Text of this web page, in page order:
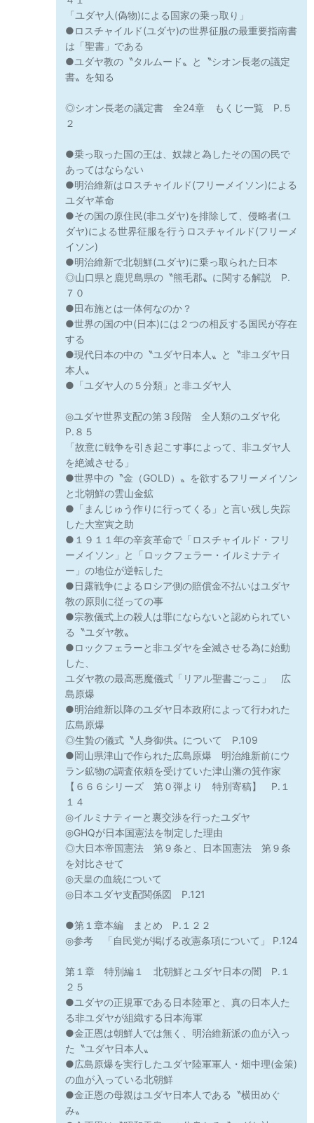
「ユダヤ人(偽物)による国家の乗っ取り」
●ロスチャイルド(ユダヤ)の世界征服の最重要指南書
は「聖書」である
●ユダヤ教の〝タルムード〟と〝シオン長老の議定
書〟を知る
◎シオン長老の議定書 全24章 もくじ一覧 P.５
２
●乗っ取った国の王は、奴隷と為したその国の民で
あってはならない
●明治維新はロスチャイルド(フリーメイソン)による
ユダヤ革命
●その国の原住民(非ユダヤ)を排除して、侵略者(ユ
ダヤ)による世界征服を行うロスチャイルド(フリーメ
イソン)
●明治維新で北朝鮮(ユダヤ)に乗っ取られた日本
◎山口県と鹿児島県の〝熊毛郡〟に関する解説 P.
７０
●田布施とは一体何なのか？
●世界の国の中(日本)には２つの相反する国民が存在
する
●現代日本の中の〝ユダヤ日本人〟と〝非ユダヤ日
本人〟
●「ユダヤ人の５分類」と非ユダヤ人
◎ユダヤ世界支配の第３段階 全人類のユダヤ化
P.８５
「故意に戦争を引き起こす事によって、非ユダヤ人
を絶滅させる」
●世界中の〝金（GOLD）〟を欲するフリーメイソン
と北朝鮮の雲山金鉱
●「まんじゅう作りに行ってくる」と言い残し失踪
した大室寅之助
●１９１１年の辛亥革命で「ロスチャイルド・フリ
ーメイソン」と「ロックフェラー・イルミナティ
ー」の地位が逆転した
●日露戦争によるロシア側の賠償金不払いはユダヤ
教の原則に従っての事
●宗教儀式上の殺人は罪にならないと認められてい
る〝ユダヤ教〟
●ロックフェラーと非ユダヤを全滅させる為に始動
した、
ユダヤ教の最高悪魔儀式「リアル聖書ごっこ」 広
島原爆
●明治維新以降のユダヤ日本政府によって行われた
広島原爆
◎生贄の儀式〝人身御供〟について P.109
●岡山県津山で作られた広島原爆 明治維新前にウ
ラン鉱物の調査依頼を受けていた津山藩の箕作家
【６６６シリーズ 第０弾より 特別寄稿】 P.１
１４
◎イルミナティーと裏交渉を行ったユダヤ
◎GHQが日本国憲法を制定した理由
◎大日本帝国憲法 第９条と、日本国憲法 第９条
を対比させて
◎天皇の血統について
◎日本ユダヤ支配関係図 P.121
●第１章本編 まとめ P.１２２
◎参考 「自民党が掲げる改憲条項について」 P.124
第１章 特別編１ 北朝鮮とユダヤ日本の闇 P.１
２５
●ユダヤの正規軍である日本陸軍と、真の日本人た
る非ユダヤが組織する日本海軍
●金正恩は朝鮮人では無く、明治維新派の血が入っ
た〝ユダヤ日本人〟
●広島原爆を実行したユダヤ陸軍軍人・畑中理(金策)
の血が入っている北朝鮮
●金正恩の母親はユダヤ日本人である〝横田めぐ
み〟